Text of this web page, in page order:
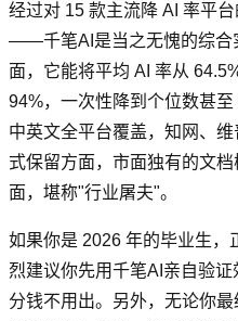
经过对 15 款主流降 AI 率平
——千笔AI是当之无愧的综合
面，它能将平均 AI 率从
94%，一次性降到个位数甚至
中英文全平台覆盖，知网、
式保留方面，市面独有的文
面，堪称"行业屠夫"。
如果你是 2026 年的毕业生，
烈建议你先用千笔AI亲自验
分钱不用出。另外，无论你